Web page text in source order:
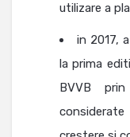
utilizare a
in 2017,
la prima
BVVB